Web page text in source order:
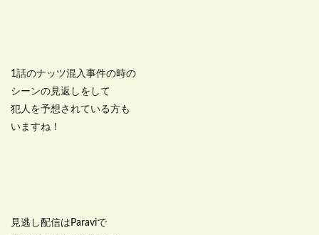
1話のナッツ混入事件の時の
シーンの見返しをして
犯人を予想されている方も
いますね！
見逃し配信はParaviで